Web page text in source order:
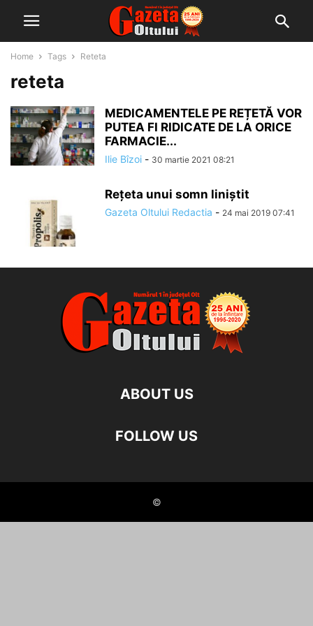
Home Tags Reteta
reteta
MEDICAMENTELE PE REȚETĂ VOR
PUTEA FI RIDICATE DE LA ORICE
FARMACIE...
Ilie Bîzoi - 30 martie 2021 08:21
Rețeta unui somn liniștit
Gazeta Oltului Redactia - 24 mai 2019 07:41
ABOUT US
FOLLOW US
©